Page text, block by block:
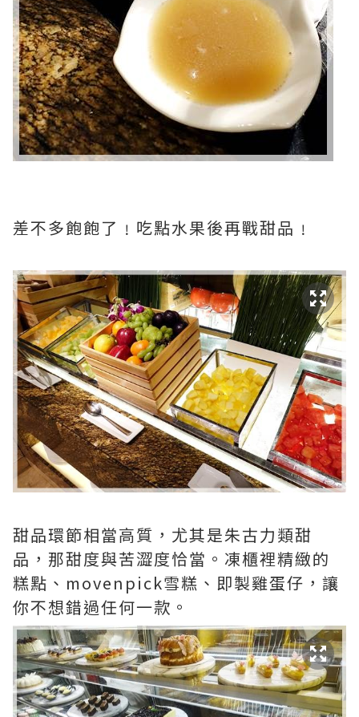
差不多飽飽了﹗吃點水果後再戰甜品﹗
甜品環節相當高質，尤其是朱古力類甜
品，那甜度與苦澀度恰當。凍櫃裡精緻的
糕點、movenpick雪糕、即製雞蛋仔，讓
你不想錯過任何一款。